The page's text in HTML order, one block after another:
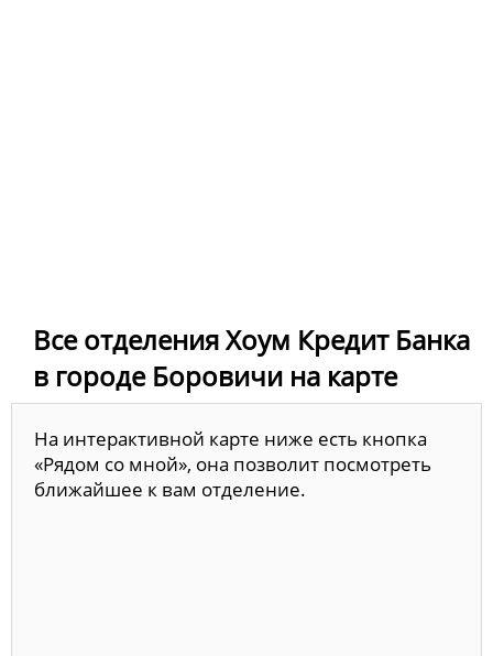
Все отделения Хоум Кредит Банка
в городе Боровичи на карте
На интерактивной карте ниже есть кнопка
«Рядом со мной», она позволит посмотреть
ближайшее к вам отделение.